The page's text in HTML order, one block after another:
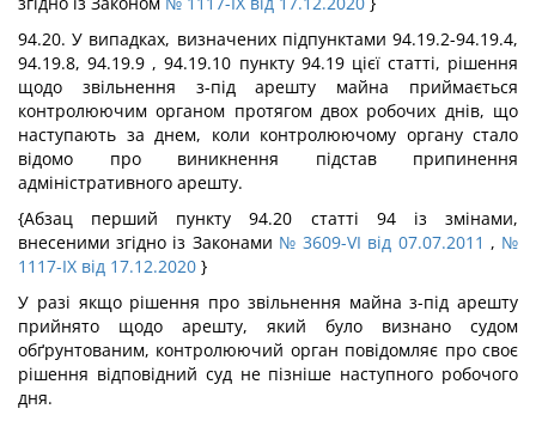
94.20. У випадках, визначених підпунктами 94.19.2-94.19.4,
94.19.8, 94.19.9 , 94.19.10 пункту 94.19 цієї статті, рішення
щодо звільнення з-під арешту майна приймається
контролюючим органом протягом двох робочих днів, що
наступають за днем, коли контролюючому органу стало
відомо про виникнення підстав припинення
адміністративного арешту.
{Абзац перший пункту 94.20 статті 94 із змінами,
внесеними згідно із Законами № 3609-VI від 07.07.2011 , №
1117-IX від 17.12.2020 }
У разі якщо рішення про звільнення майна з-під арешту
прийнято щодо арешту, який було визнано судом
обґрунтованим, контролюючий орган повідомляє про своє
рішення відповідний суд не пізніше наступного робочого
дня.